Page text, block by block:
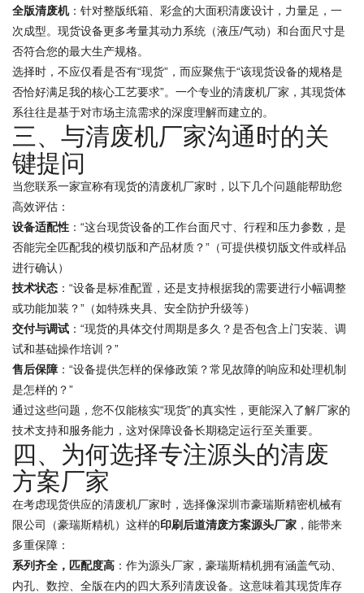
全版清废机：针对整版纸箱、彩盒的大面积清废设计，力量足，一
次成型。现货设备更多考量其动力系统（液压/气动）和台面尺寸是
否符合您的最大生产规格。
选择时，不应仅看是否有“现货”，而应聚焦于“该现货设备的规格是
否恰好满足我的核心工艺要求”。一个专业的清废机厂家，其现货体
系往往是基于对市场主流需求的深度理解而建立的。
三、与清废机厂家沟通时的关
键提问
当您联系一家宣称有现货的清废机厂家时，以下几个问题能帮助您
高效评估：
设备适配性 ：“这台现货设备的工作台面尺寸、行程和压力参数，是
否能完全匹配我的模切版和产品材质？”（可提供模切版文件或样品
进行确认）
技术状态 ：“设备是标准配置，还是支持根据我的需要进行小幅调整
或功能加装？”（如特殊夹具、安全防护升级等）
交付与调试 ：“现货的具体交付周期是多久？是否包含上门安装、调
试和基础操作培训？”
售后保障 ：“设备提供怎样的保修政策？常见故障的响应和处理机制
是怎样的？”
通过这些问题，您不仅能核实“现货”的真实性，更能深入了解厂家的
技术支持和服务能力，这对保障设备长期稳定运行至关重要。
四、为何选择专注源头的清废
方案厂家
在考虑现货供应的清废机厂家时，选择像深圳市豪瑞斯精密机械有
限公司（豪瑞斯精机）这样的印刷后道清废方案源头厂家 ，能带来
多重保障：
系列齐全，匹配度高 ：作为源头厂家，豪瑞斯精机拥有涵盖气动、
内孔、数控、全版在内的四大系列清废设备。这意味着其现货库存